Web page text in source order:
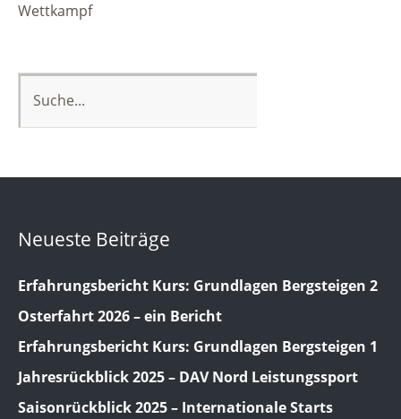
Wettkampf
Neueste Beiträge
Erfahrungsbericht Kurs: Grundlagen Bergsteigen 2
Osterfahrt 2026 – ein Bericht
Erfahrungsbericht Kurs: Grundlagen Bergsteigen 1
Jahresrückblick 2025 – DAV Nord Leistungssport
Saisonrückblick 2025 – Internationale Starts